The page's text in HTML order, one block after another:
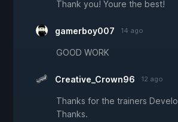
Thank you! Youre the best!
gamerboy007 14 ago
GOOD WORK
Creative_Crown96 12 ago
Thanks for the trainers
Thanks.